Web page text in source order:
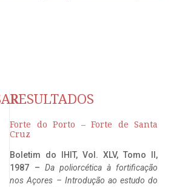
RESULTADOS
Forte do Porto – Forte de Santa
Cruz
Boletim do IHIT, Vol. XLV, Tomo II,
1987 – Da poliorcética à fortificação
nos Açores – Introdução ao estudo do